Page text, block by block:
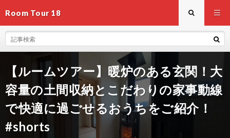
Room Tour 18
【ルームツアー】暖炉のある玄関！大
容量の土間収納とこだわりの家事動線
で快適に過ごせるおうちをご紹介！
#shorts